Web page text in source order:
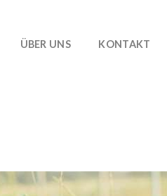
ÜBER UNS KONTAKT